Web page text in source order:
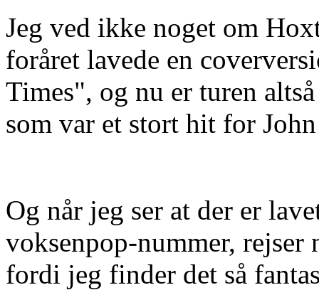
Jeg ved ikke noget om
foråret lavede en
Times", og nu er turen
som var et stort hit for
Og når jeg ser at der er
voksenpop-nummer, rejser
fordi jeg finder det så